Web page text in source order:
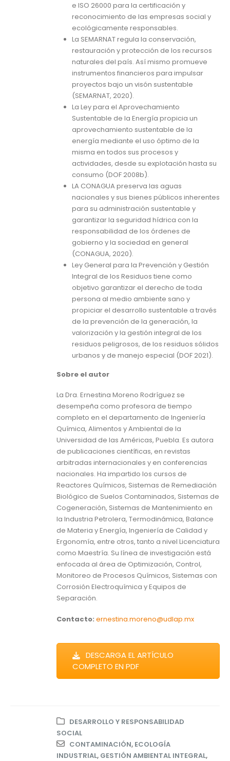
e ISO 26000 para la certificación y
reconocimiento de las empresas social y
ecológicamente responsables.
La SEMARNAT regula la conservación,
restauración y protección de los recursos
naturales del país. Así mismo promueve
instrumentos financieros para impulsar
proyectos bajo un visón sustentable
(SEMARNAT, 2020).
La Ley para el Aprovechamiento
Sustentable de la Energía propicia un
aprovechamiento sustentable de la
energía mediante el uso óptimo de la
misma en todos sus procesos y
actividades, desde su explotación hasta su
consumo (DOF 2008b).
LA CONAGUA preserva las aguas
nacionales y sus bienes públicos inherentes
para su administración sustentable y
garantizar la seguridad hídrica con la
responsabilidad de los órdenes de
gobierno y la sociedad en general
(CONAGUA, 2020).
Ley General para la Prevención y Gestión
Integral de los Residuos tiene como
objetivo garantizar el derecho de toda
persona al medio ambiente sano y
propiciar el desarrollo sustentable a través
de la prevención de la generación, la
valorización y la gestión integral de los
residuos peligrosos, de los residuos sólidos
urbanos y de manejo especial (DOF 2021).
Sobre el autor
La Dra. Ernestina Moreno Rodríguez se
desempeña como profesora de tiempo
completo en el departamento de Ingeniería
Química, Alimentos y Ambiental de la
Universidad de las Américas, Puebla. Es autora
de publicaciones científicas, en revistas
arbitradas internacionales y en conferencias
nacionales. Ha impartido los cursos de
Reactores Químicos, Sistemas de Remediación
Biológico de Suelos Contaminados, Sistemas de
Cogeneración, Sistemas de Mantenimiento en
la Industria Petrolera, Termodinámica, Balance
de Materia y Energía, Ingeniería de Calidad y
Ergonomía, entre otros, tanto a nivel Licenciatura
como Maestría. Su línea de investigación está
enfocada al área de Optimización, Control,
Monitoreo de Procesos Químicos, Sistemas con
Corrosión Electroquímica y Equipos de
Separación.
Contacto: ernestina.moreno@udlap.mx
DESCARGA EL ARTÍCULO
COMPLETO EN PDF
DESARROLLO Y RESPONSABILIDAD
SOCIAL
CONTAMINACIÓN, ECOLOGÍA
INDUSTRIAL, GESTIÓN AMBIENTAL INTEGRAL,